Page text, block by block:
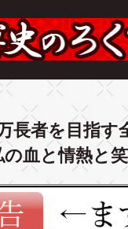
長者を目指す
血と情熱と